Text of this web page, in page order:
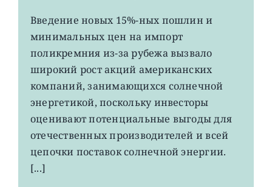
TAN:
вернулся
к
протекционизму
Введение новых 15%-ных пошлин и
минимальных цен на импорт
поликремния из-за рубежа вызвало
широкий рост акций американских
компаний, занимающихся солнечной
энергетикой, поскольку инвесторы
оценивают потенциальные выгоды для
отечественных производителей и всей
цепочки поставок солнечной энергии.
[...]